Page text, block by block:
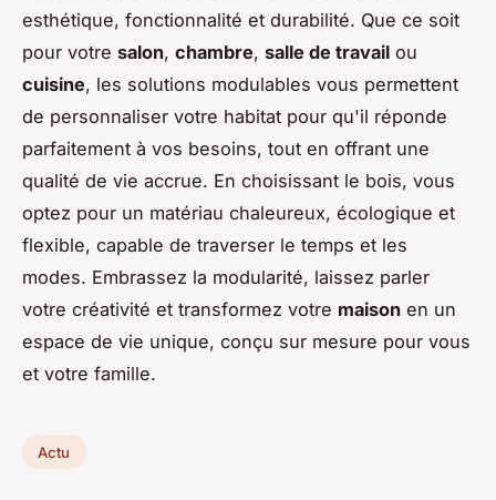
esthétique, fonctionnalité et durabilité. Que ce soit
pour votre salon, chambre, salle de travail ou
cuisine, les solutions modulables vous permettent
de personnaliser votre habitat pour qu'il réponde
parfaitement à vos besoins, tout en offrant une
qualité de vie accrue. En choisissant le bois, vous
optez pour un matériau chaleureux, écologique et
flexible, capable de traverser le temps et les
modes. Embrassez la modularité, laissez parler
votre créativité et transformez votre maison en un
espace de vie unique, conçu sur mesure pour vous
et votre famille.
Actu